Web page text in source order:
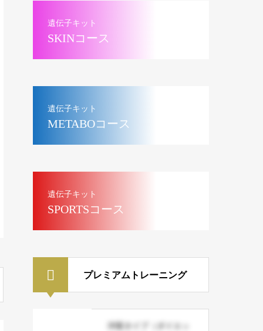
遺伝子キット
SKINコース
遺伝子キット
METABOコース
遺伝子キット
SPORTSコース
プレミアムトレーニング
洋梨タイプ（ダイエッ